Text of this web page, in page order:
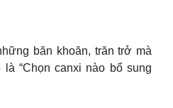
băn khoăn, trăn trở mà
“Chọn canxi nào bổ sung